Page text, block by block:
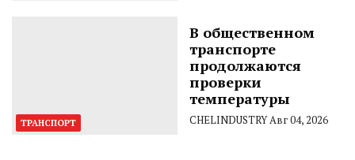
ТРАНСПОРТ
В общественном
транспорте
продолжаются
проверки
температуры
CHELINDUSTRYАвг 04, 2026